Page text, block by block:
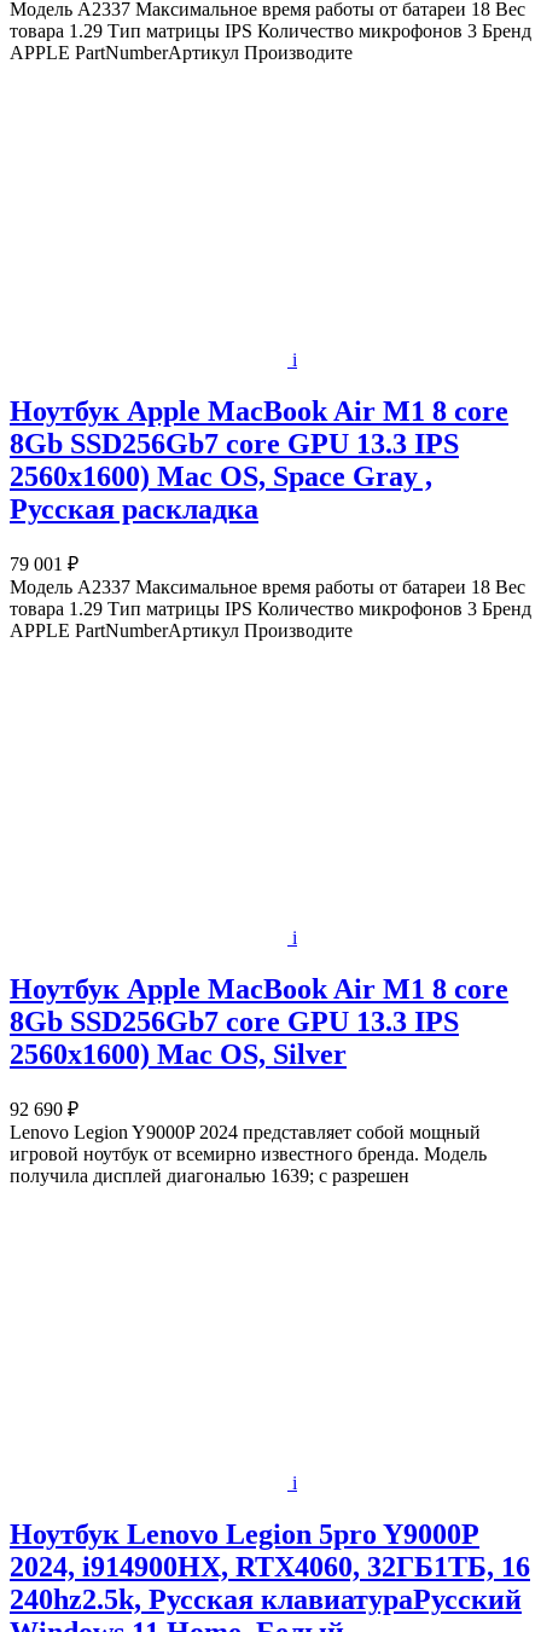
Модель A2337 Максимальное время работы от батареи 18 Вес
товара 1.29 Тип матрицы IPS Количество микрофонов 3 Бренд
APPLE PartNumberАртикул Производите
i
Ноутбук Apple MacBook Air M1 8 core
8Gb SSD256Gb7 core GPU 13.3 IPS
2560x1600) Mac OS, Space Gray ,
Русская раскладка
79 001 ₽
Модель A2337 Максимальное время работы от батареи 18 Вес
товара 1.29 Тип матрицы IPS Количество микрофонов 3 Бренд
APPLE PartNumberАртикул Производите
i
Ноутбук Apple MacBook Air M1 8 core
8Gb SSD256Gb7 core GPU 13.3 IPS
2560x1600) Mac OS, Silver
92 690 ₽
Lenovo Legion Y9000P 2024 представляет собой мощный
игровой ноутбук от всемирно известного бренда. Модель
получила дисплей диагональю 1639; с разрешен
i
Ноутбук Lenovo Legion 5pro Y9000P
2024, i914900HX, RTX4060, 32ГБ1ТБ, 16
240hz2.5k, Русская клавиатураРусский